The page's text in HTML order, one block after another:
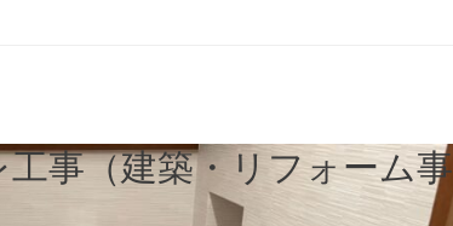
事（建築・リフォーム事